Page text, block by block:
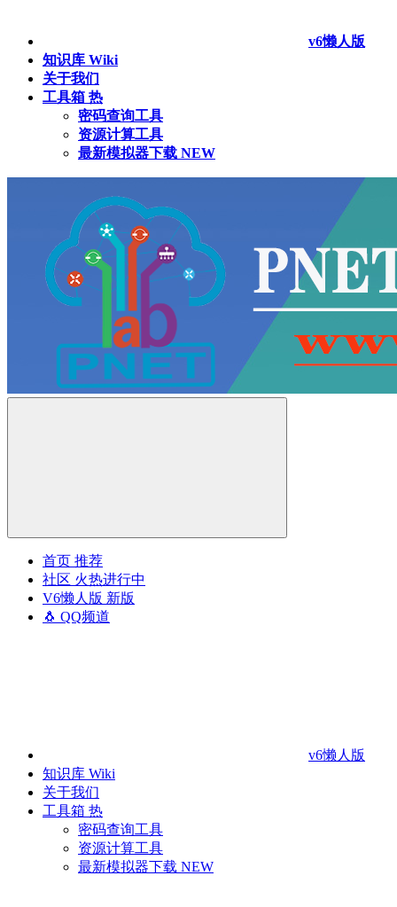
v6懒人版
知识库 Wiki
关于我们
工具箱 热
密码查询工具
资源计算工具
最新模拟器下载 NEW
首页 推荐
社区 火热进行中
V6懒人版 新版
🐧 QQ频道
v6懒人版
知识库 Wiki
关于我们
工具箱 热
密码查询工具
资源计算工具
最新模拟器下载 NEW